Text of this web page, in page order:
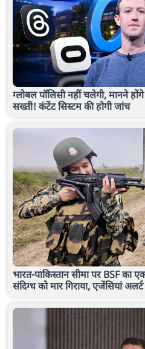
ग्लोबल पॉलिसी नहीं चलेगी, मानने
सख्ती! कंटेंट सिस्टम की होगी जांच
भारत-पाकिस्तान सीमा पर BSF
संदिग्ध को मार गिराया, एजेंसियां अलर्ट